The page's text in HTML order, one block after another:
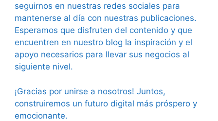
seguirnos en nuestras redes sociales para
mantenerse al día con nuestras publicaciones.
Esperamos que disfruten del contenido y que
encuentren en nuestro blog la inspiración y el
apoyo necesarios para llevar sus negocios al
siguiente nivel.
¡Gracias por unirse a nosotros! Juntos,
construiremos un futuro digital más próspero y
emocionante.